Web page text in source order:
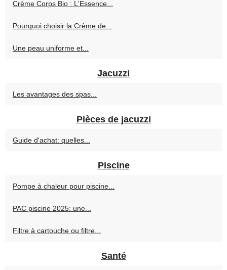
Crème Corps Bio : L'Essence...
Pourquoi choisir la Crème de...
Une peau uniforme et...
Jacuzzi
Les avantages des spas...
Pièces de jacuzzi
Guide d'achat: quelles...
Piscine
Pompe à chaleur pour piscine...
PAC piscine 2025: une...
Filtre à cartouche ou filtre...
Santé